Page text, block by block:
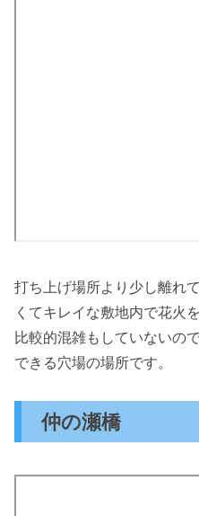
打ち上げ場所より少し離れ
くてキレイな敷地内で花火
比較的混雑もしていないの
できる穴場の場所です。
仲の瀬橋